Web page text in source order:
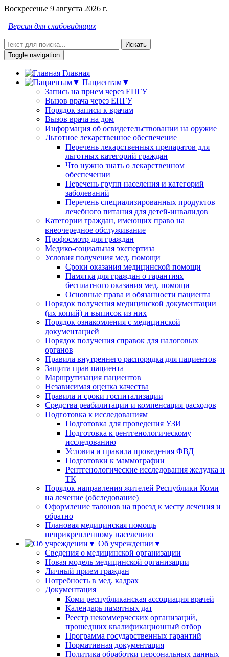
Воскресенье 9 августа 2026 г.
Версия для слабовидящих
Искать
Toggle navigation
Главная
Пациентам▼
Запись на прием через ЕПГУ
Вызов врача через ЕПГУ
Порядок записи к врачам
Вызов врача на дом
Информация об освидетельствовании на оружие
Льготное лекарственное обеспечение
Перечень лекарственных препаратов для
льготных категорий граждан
Что нужно знать о лекарственном
обеспечении
Перечень групп населения и категорий
заболеваний
Перечень специализированных продуктов
лечебного питания для детей-инвалидов
Категории граждан, имеющих право на
внеочередное обслуживание
Профосмотр для граждан
Медико-социальная экспертиза
Условия получения мед. помощи
Сроки оказания медицинской помощи
Памятка для граждан о гарантиях
бесплатного оказания мед. помощи
Основные права и обязанности пациента
Порядок получения медицинской документации
(их копий) и выписок из них
Порядок ознакомления с медицинской
документацией
Порядок получения справок для налоговых
органов
Правила внутреннего распорядка для пациентов
Защита прав пациента
Маршрутизация пациентов
Независимая оценка качества
Правила и сроки госпитализации
Средства реабилитации и компенсация расходов
Подготовка к исследованиям
Подготовка для проведения УЗИ
Подготовка к рентгенологическому
исследованию
Условия и правила проведения ФВД
Подготовки к маммографии
Рентгенологические исследования желудка и
ТК
Порядок направления жителей Республики Коми
на лечение (обследование)
Оформление талонов на проезд к месту лечения и
обратно
Плановая медицинская помощь
неприкрепленному населению
Об учреждении▼
Сведения о медицинской организации
Новая модель медицинской организации
Личный прием граждан
Потребность в мед. кадрах
Документация
Коми республиканская ассоциация врачей
Календарь памятных дат
Реестр некоммерческих организаций,
прошедших квалификационный отбор
Программа государственных гарантий
Нормативная документация
Политика обработки персональных данных